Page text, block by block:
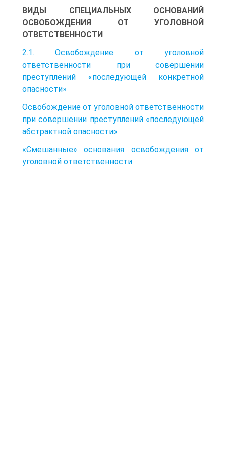
ВИДЫ СПЕЦИАЛЬНЫХ ОСНОВАНИЙ
ОСВОБОЖДЕНИЯ ОТ УГОЛОВНОЙ
ОТВЕТСТВЕННОСТИ
2.1. Освобождение от уголовной
ответственности при совершении
преступлений «последующей конкретной
опасности»
Освобождение от уголовной ответственности
при совершении преступлений «последующей
абстрактной опасности»
«Смешанные» основания освобождения от
уголовной ответственности